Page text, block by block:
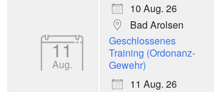
10 Aug. 26
Bad Arolsen
11
Aug.
Geschlossenes
Training (Ordonanz-
Gewehr)
11 Aug. 26